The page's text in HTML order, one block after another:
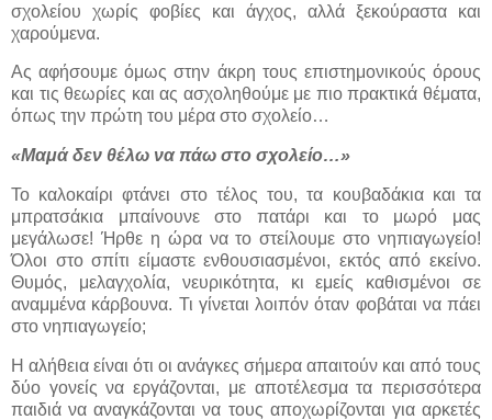
σχολείου χωρίς φοβίες και άγχος, αλλά ξεκούραστα και
χαρούμενα.
Ας αφήσουμε όμως στην άκρη τους επιστημονικούς όρους
και τις θεωρίες και ας ασχοληθούμε με πιο πρακτικά θέματα,
όπως την πρώτη του μέρα στο σχολείο…
«Μαμά δεν θέλω να πάω στο σχολείο…»
Το καλοκαίρι φτάνει στο τέλος του, τα κουβαδάκια και τα
μπρατσάκια μπαίνουνε στο πατάρι και το μωρό μας
μεγάλωσε! Ήρθε η ώρα να το στείλουμε στο νηπιαγωγείο!
Όλοι στο σπίτι είμαστε ενθουσιασμένοι, εκτός από εκείνο.
Θυμός, μελαγχολία, νευρικότητα, κι εμείς καθισμένοι σε
αναμμένα κάρβουνα. Τι γίνεται λοιπόν όταν φοβάται να πάει
στο νηπιαγωγείο;
Η αλήθεια είναι ότι οι ανάγκες σήμερα απαιτούν και από τους
δύο γονείς να εργάζονται, με αποτέλεσμα τα περισσότερα
παιδιά να αναγκάζονται να τους αποχωρίζονται για αρκετές